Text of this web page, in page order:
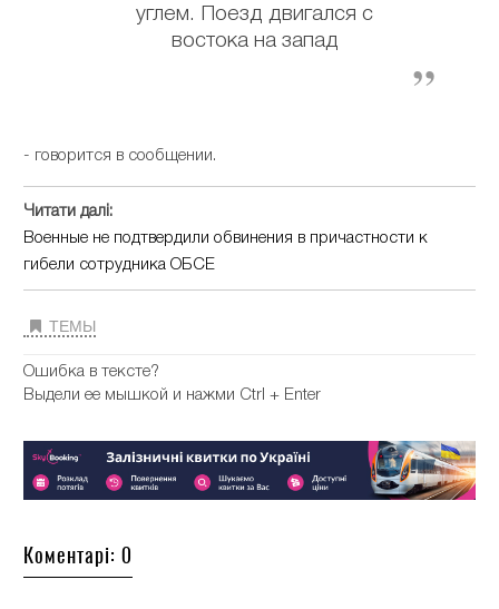
углем. Поезд двигался с
востока на запад
- говорится в сообщении.
Читати далі:
Военные не подтвердили обвинения в причастности к
гибели сотрудника ОБСЕ
ТЕМЫ
Ошибка в тексте?
Выдели ее мышкой и нажми Ctrl + Enter
Коментарі: 0